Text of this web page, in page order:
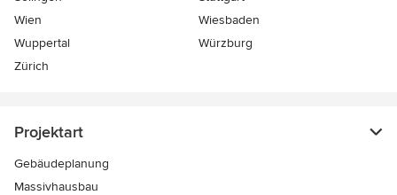
Wien
Wiesbaden
Wuppertal
Würzburg
Zürich
Projektart
Gebäudeplanung
Massivhausbau